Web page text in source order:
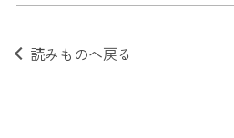
読みものへ戻る